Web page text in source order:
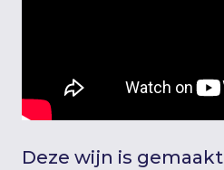
Deze wijn is gemaakt